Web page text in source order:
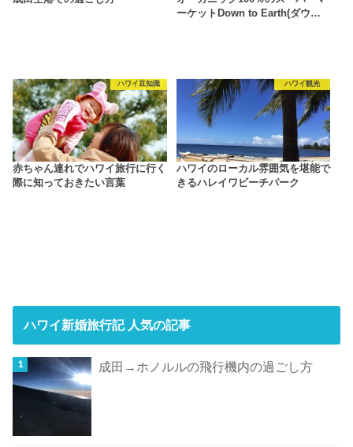
ーケットDown to Earth(ダウ…
ハワイ豆知識
赤ちゃん連れでハワイ旅行に行く
際に知っておきたい言葉
ハワイ観光
ハワイのローカル雰囲気を堪能で
きるハレイワビーチパーク
ハワイ新婚旅行記 人気の記事
成田→ホノルルの飛行機内の過ごし方